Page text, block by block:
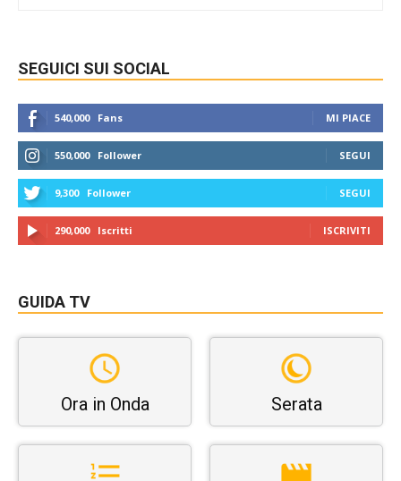
SEGUICI SUI SOCIAL
540,000 Fans MI PIACE
550,000 Follower SEGUI
9,300 Follower SEGUI
290,000 Iscritti ISCRIVITI
GUIDA TV
Ora in Onda Serata